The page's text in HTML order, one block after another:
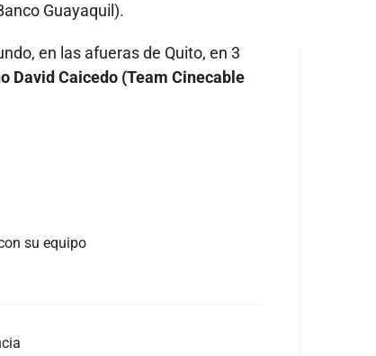
Guayaquil).
en las afueras de Quito, en 3
David Caicedo (Team Cinecable
su equipo